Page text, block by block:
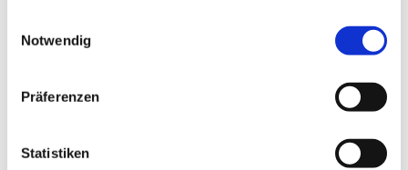
Notwendig
Präferenzen
Statistiken
Die Versorgung durch unser Heizöl für Eriskirch erfolgt
vollkommen flexibel. Ob kleine, mittlere oder große
Mengen, ob Einzel- oder Sammelbestellungen, wir
richten uns ganz nach Ihrem Bedarf. Kontaktieren Sie
uns und wir klären die Konditionen Ihrer Bestellung.